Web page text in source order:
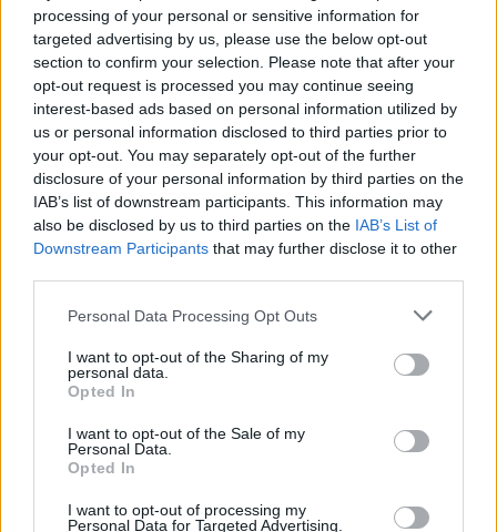
processing of your personal or sensitive information for
targeted advertising by us, please use the below opt-out
section to confirm your selection. Please note that after your
opt-out request is processed you may continue seeing
interest-based ads based on personal information utilized by
us or personal information disclosed to third parties prior to
your opt-out. You may separately opt-out of the further
disclosure of your personal information by third parties on the
IAB’s list of downstream participants. This information may
also be disclosed by us to third parties on the IAB’s List of
Downstream Participants that may further disclose it to other
Personal Data Processing Opt Outs
I want to opt-out of the Sharing of my
personal data.
Opted In
I want to opt-out of the Sale of my
Personal Data.
Opted In
I want to opt-out of processing my
Personal Data for Targeted Advertising.
Η μεγαλύτερη γιορτή του ποδηλάτου
επιστρέφει στην Αθήνα!
Ναταλία Πετρίτη
ΠΟΔΉΛΑΤΟ